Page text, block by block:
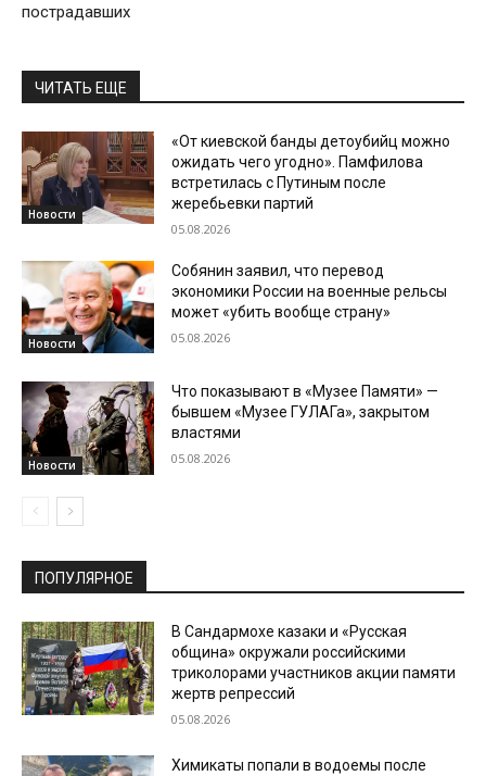
пострадавших
ЧИТАТЬ ЕЩЕ
Новости
«От киевской банды детоубийц можно
ожидать чего угодно». Памфилова
встретилась с Путиным после
жеребьевки партий
05.08.2026
Новости
Собянин заявил, что перевод
экономики России на военные рельсы
может «убить вообще страну»
05.08.2026
Новости
Что показывают в «Музее Памяти» —
бывшем «Музее ГУЛАГа», закрытом
властями
05.08.2026
ПОПУЛЯРНОЕ
В Сандармохе казаки и «Русская
община» окружали российскими
триколорами участников акции памяти
жертв репрессий
05.08.2026
Химикаты попали в водоемы после